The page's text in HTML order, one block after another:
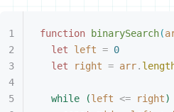
function binarySearch(
let left = 0
let
right = arr.
while (left <= right)